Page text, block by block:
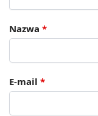
Nazwa *
E-mail *